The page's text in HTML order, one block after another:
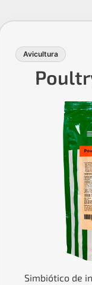
Avicultura
Simbiótico de